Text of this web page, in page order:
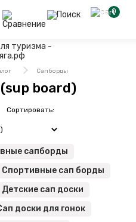
0
Сапборды
board)
сапборды
Спортивные сап борды
Детские сап доски
доски для гонок